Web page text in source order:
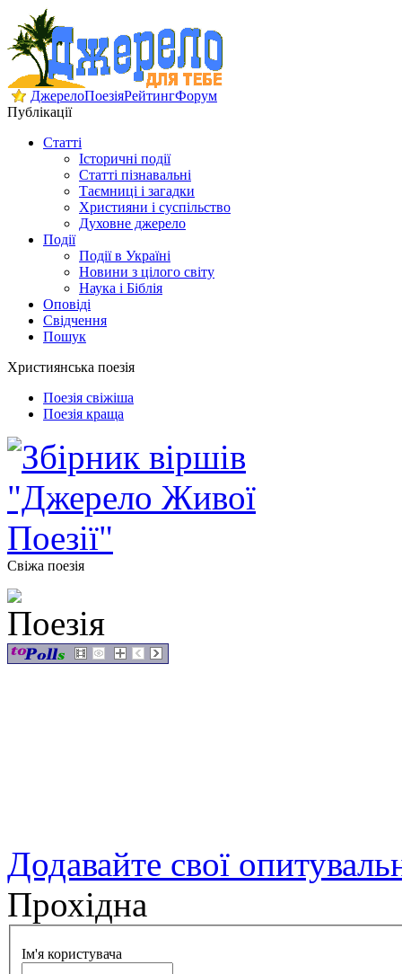
ДжерелоПоезіяРейтингФорум
Публікації
Статті
Історичні події
Статті пізнавальні
Таємниці і загадки
Християни і суспільство
Духовне джерело
Події
Події в Україні
Новини з цілого світу
Наука і Біблія
Оповіді
Свідчення
Пошук
Християнська поезія
Поезія свіжіша
Поезія краща
Свіжа поезія
Додавайте свої
Прохідна
Ім'я користувача